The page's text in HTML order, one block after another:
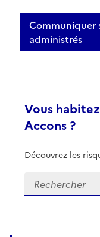
Communiquer
administrés
Vous
Accons ?
Découvrez les
Veuillez